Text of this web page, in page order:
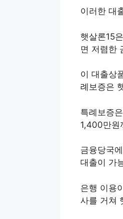
이러한 대
햇살론15
면 저렴한
이 대출상
례보증은
특례보증
1,400만원
금융당국
대출이 가
은행 이용
사를 거쳐